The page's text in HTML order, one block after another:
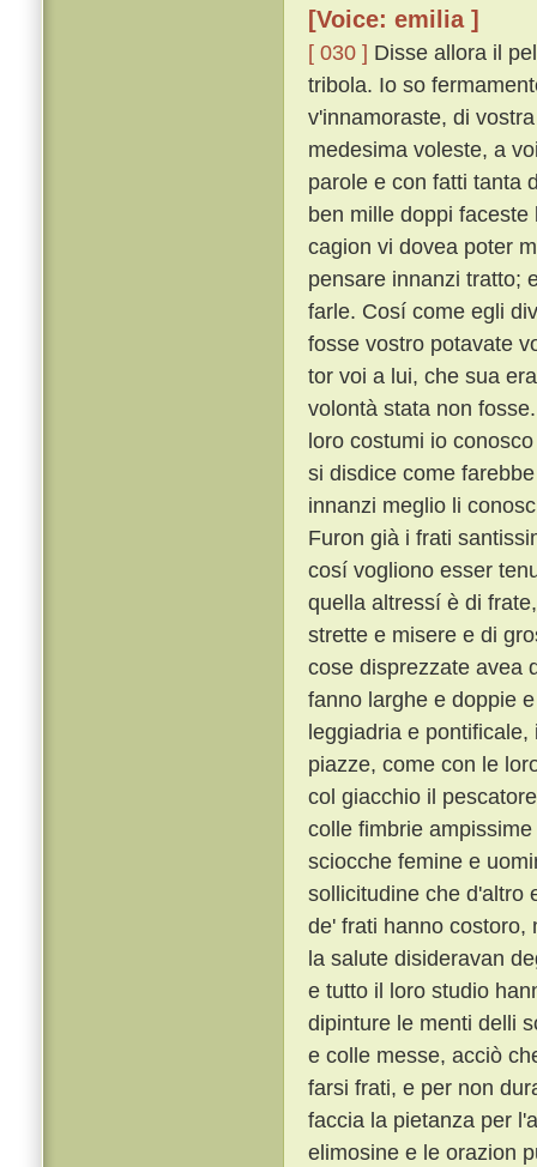
[Voice: emilia ]
[ 030 ] Disse allora il
tribola. Io so
v'innamoraste, di
medesima voleste, a
parole e con fatti tanta
ben mille doppi
cagion vi dovea poter
pensare innanzi tratto;
farle. Cosí come egli
fosse vostro potavate
tor voi a lui, che sua
volontà stata non
loro costumi io
si disdice come
innanzi meglio li
Furon già i frati
cosí vogliono esser
quella altressí è di
strette e misere e di
cose disprezzate avea
fanno larghe e doppie
leggiadria e
piazze, come con le
col giacchio il
colle fimbrie
sciocche femine e
sollicitudine che d'altro
de' frati hanno
la salute disideravan
e tutto il loro studio
dipinture le menti delli
e colle messe, acciò
farsi frati, e per non
faccia la pietanza per
elimosine e le orazion